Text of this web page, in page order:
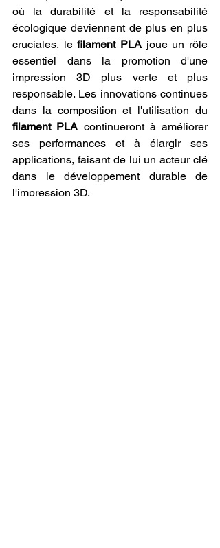
où la durabilité et la responsabilité
écologique deviennent de plus en plus
cruciales, le filament PLA joue un rôle
essentiel dans la promotion d'une
impression 3D plus verte et plus
responsable. Les innovations continues
filament PLA continueront à améliorer
ses performances et à élargir ses
applications, faisant de lui un acteur clé
dans le développement durable de
l'impression 3D.